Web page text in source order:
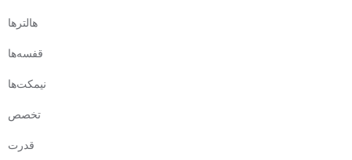
هالترها
قفسه‌ها
نیمکت‌ها
تخصص
قدرت